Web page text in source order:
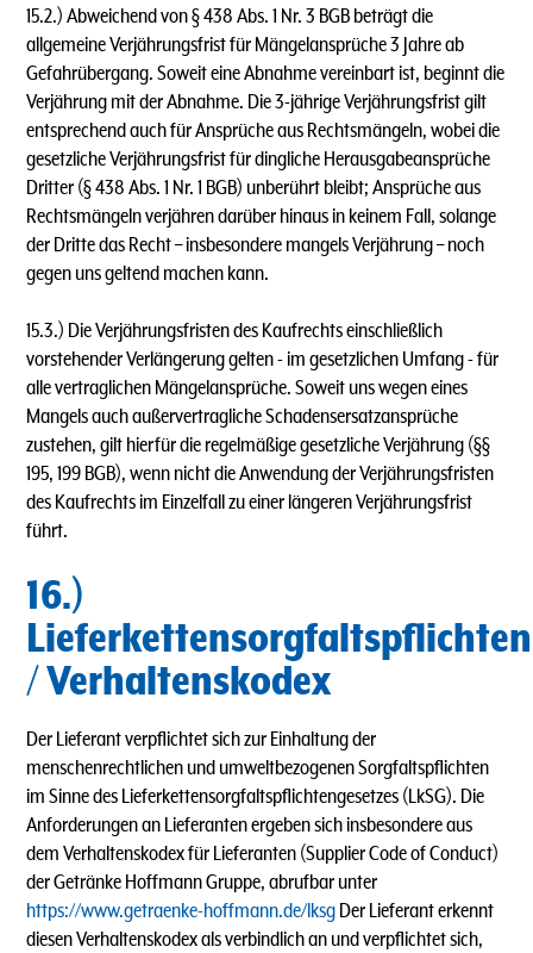
15.2.) Abweichend von § 438 Abs. 1 Nr. 3 BGB beträgt die
allgemeine Verjährungsfrist für Mängelansprüche 3 Jahre ab
Gefahrübergang. Soweit eine Abnahme vereinbart ist, beginnt die
Verjährung mit der Abnahme. Die 3-jährige Verjährungsfrist gilt
entsprechend auch für Ansprüche aus Rechtsmängeln, wobei die
gesetzliche Verjährungsfrist für dingliche Herausgabeansprüche
Dritter (§ 438 Abs. 1 Nr. 1 BGB) unberührt bleibt; Ansprüche aus
Rechtsmängeln verjähren darüber hinaus in keinem Fall, solange
der Dritte das Recht – insbesondere mangels Verjährung – noch
gegen uns geltend machen kann.
15.3.) Die Verjährungsfristen des Kaufrechts einschließlich
vorstehender Verlängerung gelten - im gesetzlichen Umfang - für
alle vertraglichen Mängelansprüche. Soweit uns wegen eines
Mangels auch außervertragliche Schadensersatzansprüche
zustehen, gilt hierfür die regelmäßige gesetzliche Verjährung (§§
195, 199 BGB), wenn nicht die Anwendung der Verjährungsfristen
des Kaufrechts im Einzelfall zu einer längeren Verjährungsfrist
führt.
16.)
Lieferkettensorgfaltspflichten
/ Verhaltenskodex
Der Lieferant verpflichtet sich zur Einhaltung der
menschenrechtlichen und umweltbezogenen Sorgfaltspflichten
im Sinne des Lieferkettensorgfaltspflichtengesetzes (LkSG). Die
Anforderungen an Lieferanten ergeben sich insbesondere aus
dem Verhaltenskodex für Lieferanten (Supplier Code of Conduct)
der Getränke Hoffmann Gruppe, abrufbar unter
https://www.getraenke-hoffmann.de/lksg Der Lieferant erkennt
diesen Verhaltenskodex als verbindlich an und verpflichtet sich,